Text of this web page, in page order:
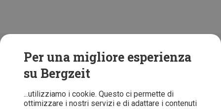
Per una migliore esperienza
su Bergzeit
...utilizziamo i cookie. Questo ci permette di
ottimizzare i nostri servizi e di adattare i contenuti